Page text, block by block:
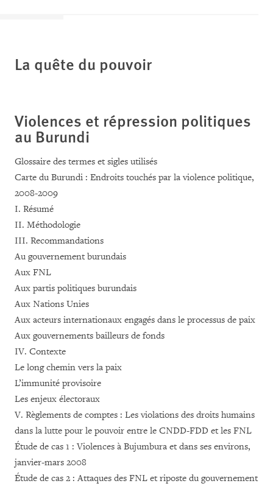
La quête du pouvoir
Violences et répression politiques
au Burundi
Glossaire des termes et sigles utilisés
Carte du Burundi : Endroits touchés par la violence politique,
2008-2009
I. Résumé
II. Méthodologie
III. Recommandations
Au gouvernement burundais
Aux FNL
Aux partis politiques burundais
Aux Nations Unies
Aux acteurs internationaux engagés dans le processus de paix
Aux gouvernements bailleurs de fonds
IV. Contexte
Le long chemin vers la paix
L’immunité provisoire
Les enjeux électoraux
V. Règlements de comptes : Les violations des droits humains
dans la lutte pour le pouvoir entre le CNDD-FDD et les FNL
Étude de cas 1 : Violences à Bujumbura et dans ses environs,
janvier-mars 2008
Étude de cas 2 : Attaques des FNL et riposte du gouvernement